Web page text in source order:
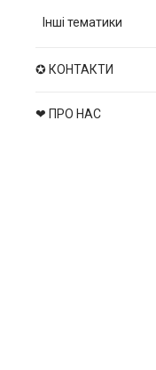
Інші тематики
✪ КОНТАКТИ
❤ ПРО НАС